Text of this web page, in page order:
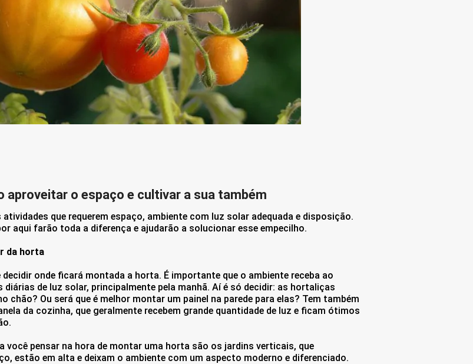
o espaço e cultivar a sua também
atividades que requerem espaço, ambiente com luz solar adequada e disposição.
aqui farão toda a diferença e ajudarão a solucionar esse empecilho.
da horta
decidir onde ficará montada a horta. É importante que o ambiente receba ao
diárias de luz solar, principalmente pela manhã. Aí é só decidir: as hortaliças
chão? Ou será que é melhor montar um painel na parede para elas? Tem também
da cozinha, que geralmente recebem grande quantidade de luz e ficam ótimos
você pensar na hora de montar uma horta são os jardins verticais, que
estão em alta e deixam o ambiente com um aspecto moderno e diferenciado.